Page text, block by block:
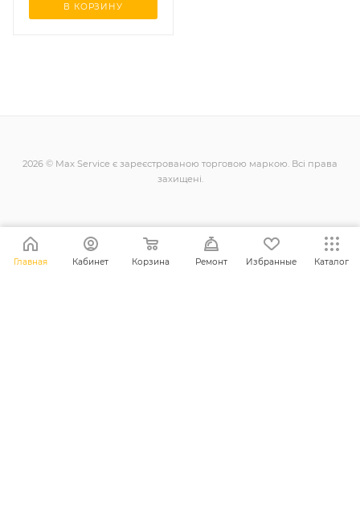
В КОРЗИНУ
2026 © Max Service є зареєстрованою торговою маркою. Всі права
захищені.
+38 (098) 128-11-11
Главная Кабинет Корзина Ремонт Избранные Каталог